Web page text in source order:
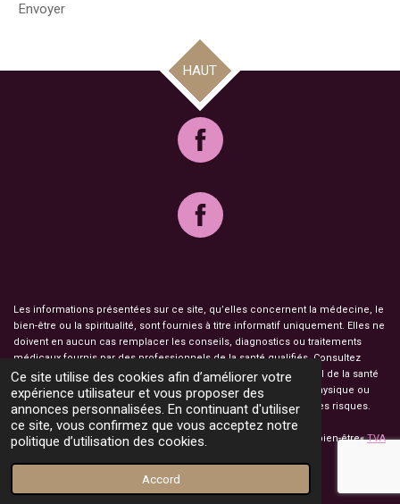
Ce site utilise des cookies afin d’améliorer votre
expérience utilisateur et vous proposer des
annonces personnalisées. En continuant d'utiliser
ce site, vous confirmez que vous acceptez notre
politique d’utilisation des cookies.
Accord
Envoyer
HAUT
Les informations présentées sur ce site, qu’elles concernent la médecine, le
bien-être ou la spiritualité, sont fournies à titre informatif uniquement. Elles ne
doivent en aucun cas remplacer les conseils, diagnostics ou traitements
médicaux fournis par des professionnels de la santé qualifiés. Consultez
toujours un médecin, un psychologue ou un autre professionnel de la santé
pour toute question ou préoccupation concernant votre santé physique ou
mentale. L’utilisation des informations de ce site est à vos propres risques.
© 2023 Atelier Champ Fileux Orgonites, objets décoration et de bien-être«TVA